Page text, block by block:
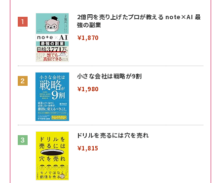
2億円を売り上げたプロが教える note×AI 最
強の副業
￥1,870
小さな会社は戦略が9割
￥1,980
ドリルを売るには穴を売れ
￥1,815